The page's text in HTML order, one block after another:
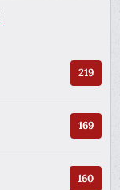
219
169
160